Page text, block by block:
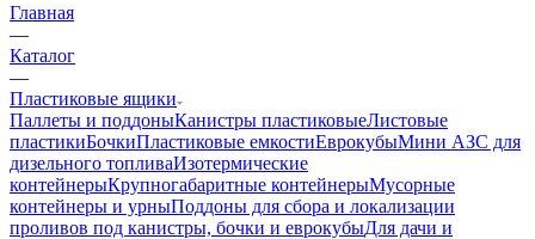
Главная
—
Каталог
—
Пластиковые ящики
Паллеты и поддоныКанистры пластиковыеЛистовые
пластикиБочкиПластиковые емкостиЕврокубыМини АЗС для
дизельного топливаИзотермические
контейнерыКрупногабаритные контейнерыМусорные
контейнеры и урныПоддоны для сбора и локализации
проливов под канистры, бочки и еврокубыДля дачи и